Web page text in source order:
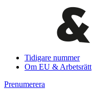
Tidigare nummer
Om EU & Arbetsrätt
Prenumerera